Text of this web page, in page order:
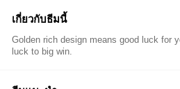
เกี่ยวกับธีมนี้
Golden rich design means good luck for
luck to big win.